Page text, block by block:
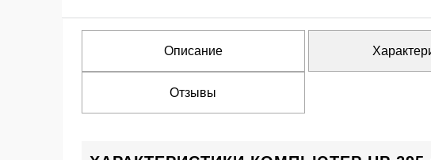
Описание
Отзывы